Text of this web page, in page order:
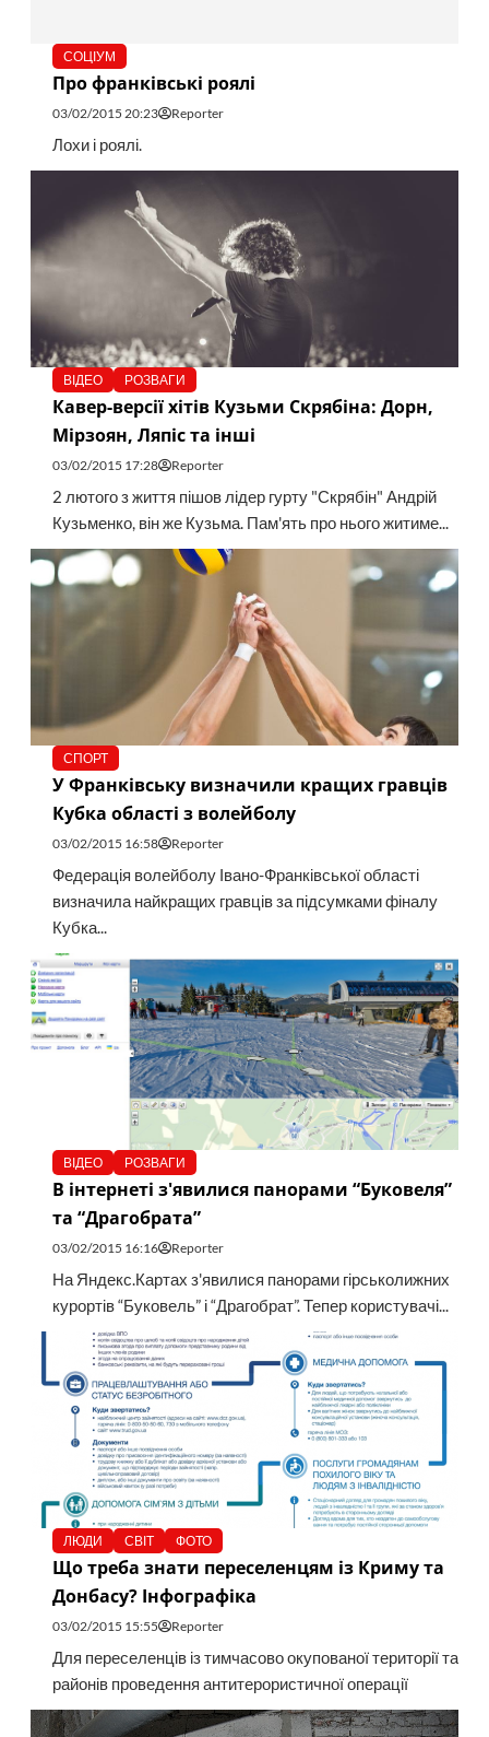
СОЦІУМ
Про франківські роялі
03/02/2015 20:23 Reporter
Лохи і роялі.
ВІДЕО РОЗВАГИ
Кавер-версії хітів Кузьми Скрябіна: Дорн,
Мірзоян, Ляпіс та інші
03/02/2015 17:28 Reporter
2 лютого з життя пішов лідер гурту "Скрябін" Андрій
Кузьменко, він же Кузьма. Пам'ять про нього житиме...
СПОРТ
У Франківську визначили кращих гравців
Кубка області з волейболу
03/02/2015 16:58 Reporter
Федерація волейболу Івано-Франківської області
визначила найкращих гравців за підсумками фіналу
Кубка...
ВІДЕО РОЗВАГИ
В інтернеті з'явилися панорами “Буковеля”
та “Драгобрата”
03/02/2015 16:16 Reporter
На Яндекс.Картах з'явилися панорами гірськолижних
курортів “Буковель” і “Драгобрат”. Тепер користувачі...
ЛЮДИ СВІТ ФОТО
Що треба знати переселенцям із Криму та
Донбасу? Інфографіка
03/02/2015 15:55 Reporter
Для переселенців із тимчасово окупованої території та
районів проведення антитерористичної операції